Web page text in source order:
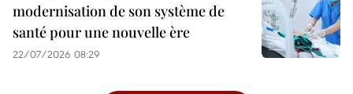
modernisation de son système de
santé pour une nouvelle ère
22/07/2026 08:29